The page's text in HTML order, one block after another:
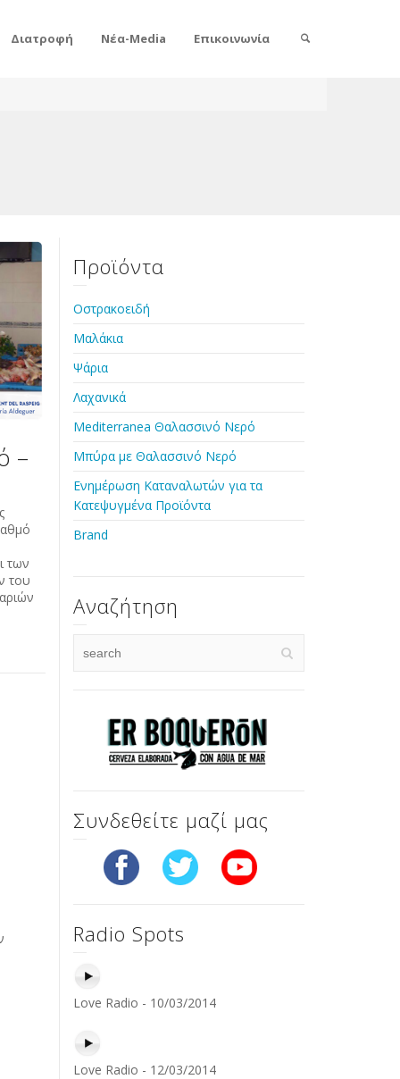
Διατροφή Νέα-Media Επικοινωνία
–
των
του
Προϊόντα
Οστρακοειδή
Μαλάκια
Ψάρια
Λαχανικά
Mediterranea Θαλασσινό Νερό
Μπύρα με Θαλασσινό Νερό
Ενημέρωση Καταναλωτών για τα
Κατεψυγμένα Προϊόντα
Brand
Αναζήτηση
Συνδεθείτε μαζί μας
Radio Spots
Love Radio - 10/03/2014
Love Radio - 12/03/2014